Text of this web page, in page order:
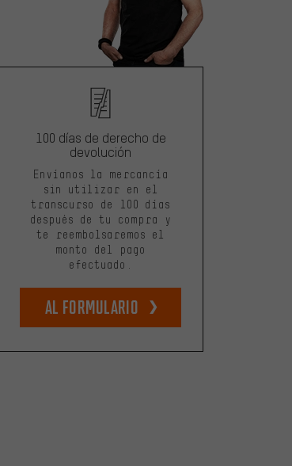
100 días de derecho de
devolución
Envíanos la mercancía
sin utilizar en el
transcurso de 100 días
después de tu compra y
te reembolsaremos el
monto del pago
efectuado.
Al formulario